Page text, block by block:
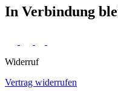
In Verbindung
Widerruf
Vertrag widerrufen